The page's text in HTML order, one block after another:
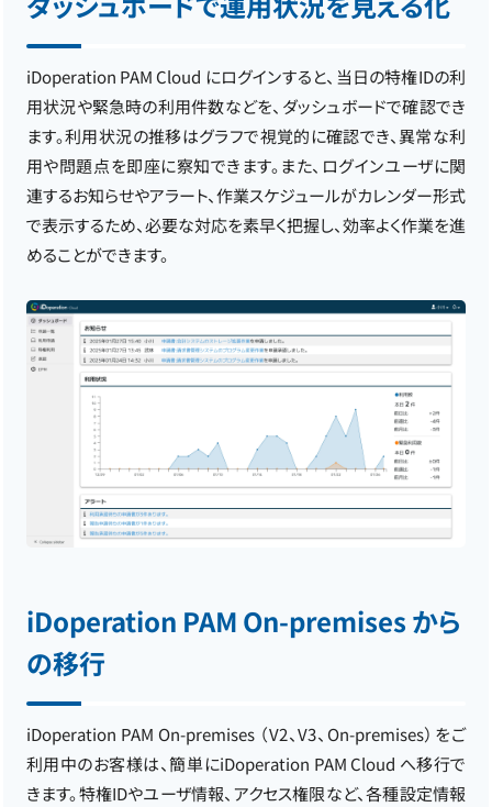
iDoperation PAM Cloud にログインすると、当日の特権IDの利
用状況や緊急時の利用件数などを、ダッシュボードで確認でき
ます。利用状況の推移はグラフで視覚的に確認でき、異常な利
用や問題点を即座に察知できます。また、ログインユーザに関
連するお知らせやアラート、作業スケジュールがカレンダー形式
で表示するため、必要な対応を素早く把握し、効率よく作業を進
めることができます。
iDoperation PAM On-premises から
の移行
iDoperation PAM On-premises （V2、V3、On-premises）をご
利用中のお客様は、簡単にiDoperation PAM Cloud へ移行で
きます。特権IDやユーザ情報、アクセス権限など、各種設定情報